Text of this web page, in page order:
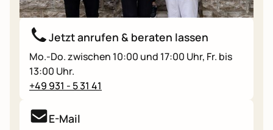
Jetzt anrufen & beraten lassen
Mo.-Do. zwischen 10:00 und 17:00 Uhr, Fr. bis
13:00 Uhr.
+49 931 - 5 31 41
E-Mail